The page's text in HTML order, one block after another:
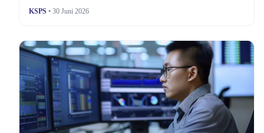
KSPS • 30 Juni 2026